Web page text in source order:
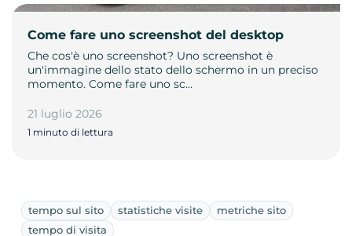
Come fare uno screenshot del desktop
Che cos'è uno screenshot? Uno screenshot è
un'immagine dello stato dello schermo in un preciso
momento. Come fare uno sc…
21 luglio 2026
1 minuto di lettura
tempo sul sito statistiche visite
metriche sito
tempo di visita